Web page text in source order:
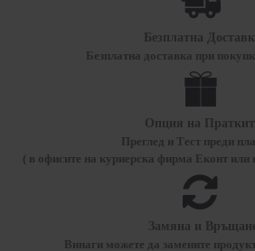
Безплатна
Безплатна доставка при
Опция на
Преглед и Тест преди
( в офисите на куриерска фирма Еконт или
Замяна и
Винаги можете да замените